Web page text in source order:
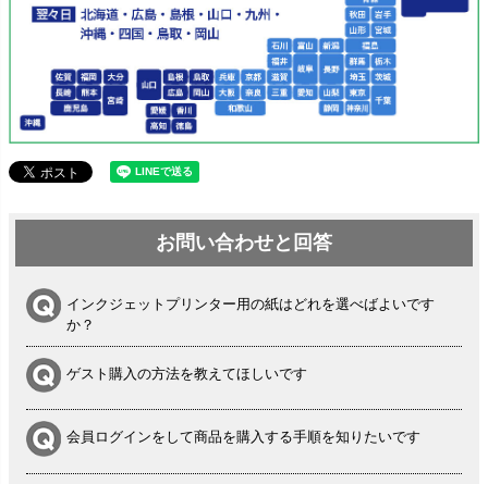
お問い合わせと回答
インクジェットプリンター用の紙はどれを選べばよいです
か？
ゲスト購入の方法を教えてほしいです
会員ログインをして商品を購入する手順を知りたいです